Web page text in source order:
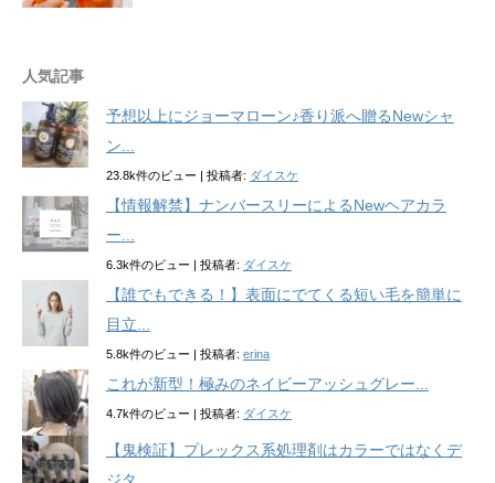
人気記事
予想以上にジョーマローン♪香り派へ贈るNewシャ
ン...
23.8k件のビュー 投稿者: ダイスケ
【情報解禁】ナンバースリーによるNewヘアカラ
ー...
6.3k件のビュー 投稿者: ダイスケ
【誰でもできる！】表面にでてくる短い毛を簡単に
目立...
5.8k件のビュー 投稿者: erina
これが新型！極みのネイビーアッシュグレー...
4.7k件のビュー 投稿者: ダイスケ
【鬼検証】プレックス系処理剤はカラーではなくデ